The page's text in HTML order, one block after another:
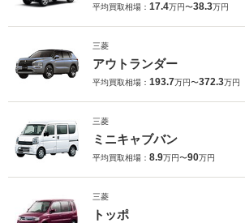
平均買取相場： 17.4万円〜38.3万円
三菱
アウトランダー
平均買取相場： 193.7万円〜372.3万円
三菱
ミニキャブバン
平均買取相場： 8.9万円〜90万円
三菱
トッポ